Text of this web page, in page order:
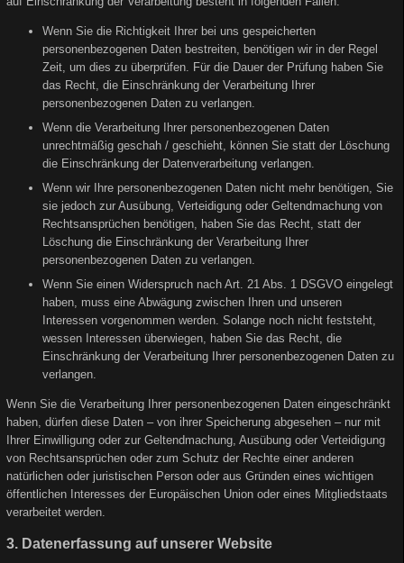
Wenn Sie die Richtigkeit Ihrer bei uns gespeicherten
personenbezogenen Daten bestreiten, benötigen wir in der Regel
Zeit, um dies zu überprüfen. Für die Dauer der Prüfung haben Sie
das Recht, die Einschränkung der Verarbeitung Ihrer
personenbezogenen Daten zu verlangen.
Wenn die Verarbeitung Ihrer personenbezogenen Daten
unrechtmäßig geschah / geschieht, können Sie statt der Löschung
die Einschränkung der Datenverarbeitung verlangen.
Wenn wir Ihre personenbezogenen Daten nicht mehr benötigen, Sie
sie jedoch zur Ausübung, Verteidigung oder Geltendmachung von
Rechtsansprüchen benötigen, haben Sie das Recht, statt der
Löschung die Einschränkung der Verarbeitung Ihrer
personenbezogenen Daten zu verlangen.
Wenn Sie einen Widerspruch nach Art. 21 Abs. 1 DSGVO eingelegt
haben, muss eine Abwägung zwischen Ihren und unseren
Interessen vorgenommen werden. Solange noch nicht feststeht,
wessen Interessen überwiegen, haben Sie das Recht, die
Einschränkung der Verarbeitung Ihrer personenbezogenen Daten zu
verlangen.
Wenn Sie die Verarbeitung Ihrer personenbezogenen Daten eingeschränkt
haben, dürfen diese Daten – von ihrer Speicherung abgesehen – nur mit
Ihrer Einwilligung oder zur Geltendmachung, Ausübung oder Verteidigung
von Rechtsansprüchen oder zum Schutz der Rechte einer anderen
natürlichen oder juristischen Person oder aus Gründen eines wichtigen
öffentlichen Interesses der Europäischen Union oder eines Mitgliedstaats
verarbeitet werden.
3. Datenerfassung auf unserer Website